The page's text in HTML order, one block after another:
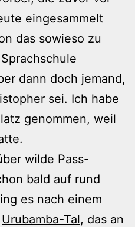
eingesammelt
das sowieso zu
dann doch jemand,
sei. Ich habe
genommen, weil
wilde Pass-
bald auf rund
es nach einem
Urubamba-Tal, das an